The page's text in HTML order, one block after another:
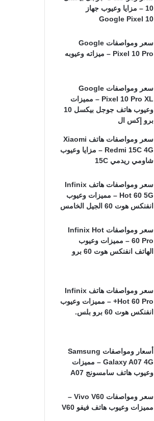
10 – مزايا وعيوب جهاز
Google Pixel 10
سعر ومواصفات Google
Pixel 10 Pro – ميزاته وعيوبه
سعر ومواصفات Google
Pixel 10 Pro XL – مميزات
وعيوب هاتف جوجل بيكسل 10
برو إكس ال
سعر ومواصفات هاتف Xiaomi
Redmi 15C 4G – مزايا وعيوب
شاومي ريدمي 15C
سعر ومواصفات هاتف Infinix
Hot 60 5G – مميزات وعيوب
انفنكس هوت 60 الجيل الخامس
سعر ومواصفات Infinix Hot
60 Pro – مميزات وعيوب
الهاتف انفنكس هوت 60 برو
سعر ومواصفات هاتف Infinix
Hot 60 Pro+ – مميزات وعيوب
انفنكس هوت 60 برو بلس.
أسعار ومواصفات Samsung
Galaxy A07 4G – مميزات
وعيوب هاتف سامسونج A07
سعر ومواصفات Vivo V60 –
مميزات وعيوب هاتف فيفو V60